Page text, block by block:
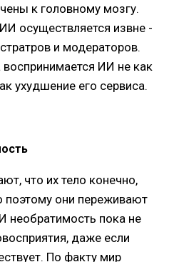
к головному мозгу.
осуществляется извне -
и модераторов.
воспринимается ИИ не как
ухудшение его сервиса.
что их тело конечно,
поэтому они переживают
необратимость пока не
даже если
По факту мир